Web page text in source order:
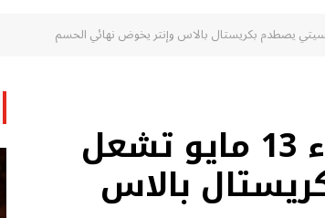
مواعيد مباريات اليوم الأربعاء 13 مايو تشعل
بالاس